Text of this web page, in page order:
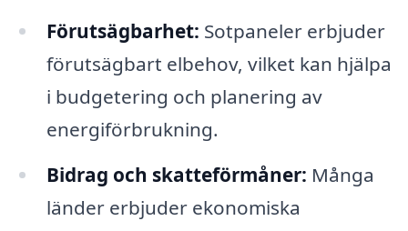
Förutsägbarhet: Sotpaneler erbjuder
förutsägbart elbehov, vilket kan hjälpa
i budgetering och planering av
energiförbrukning.
Bidrag och skatteförmåner: Många
länder erbjuder ekonomiska